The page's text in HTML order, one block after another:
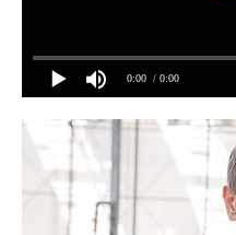
0:00 / 0:00